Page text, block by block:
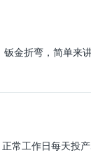
金折弯，简单来
常工作日每天投